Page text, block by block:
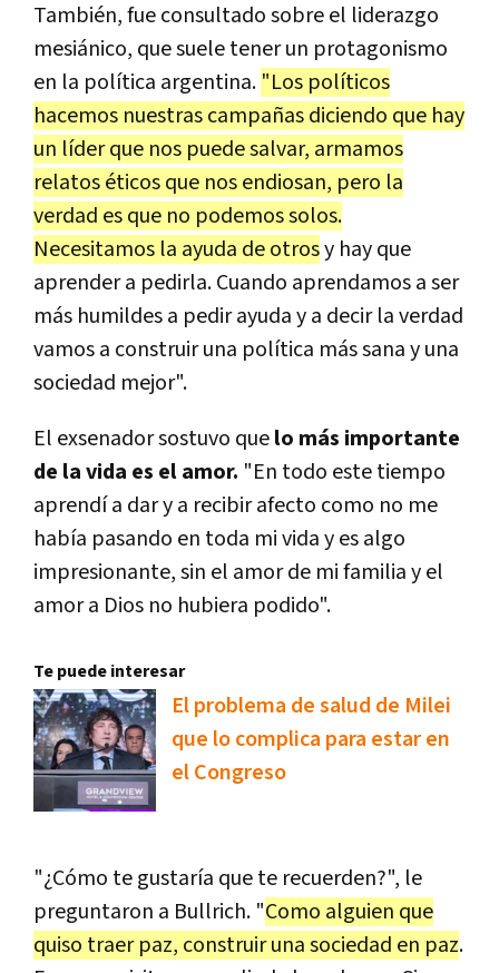
También, fue consultado sobre el liderazgo
mesiánico, que suele tener un protagonismo
en la política argentina. "Los políticos
hacemos nuestras campañas diciendo que hay
un líder que nos puede salvar, armamos
relatos éticos que nos endiosan, pero la
verdad es que no podemos solos.
Necesitamos la ayuda de otrosy hay que
aprender a pedirla. Cuando aprendamos a ser
más humildes a pedir ayuda y a decir la verdad
vamos a construir una política más sana y una
sociedad mejor".
El exsenador sostuvo quelo más importante
de la vida es el amor. "En todo este tiempo
aprendí a dar y a recibir afecto como no me
había pasando en toda mi vida y es algo
impresionante, sin el amor de mi familia y el
amor a Dios no hubiera podido".
Te puede interesar
El problema de salud de Milei
que lo complica para estar en
el Congreso
"¿Cómo te gustaría que te recuerden?", le
preguntaron a Bullrich. "Como alguien que
quiso traer paz, construir una sociedad en paz.